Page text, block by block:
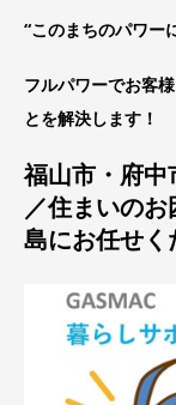
“このまちのパワー
フルパワーでお客
とを解決します！
福山市・府中
／住まいの
島にお任せく